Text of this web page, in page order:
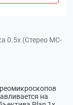
0.5x (Стерео MC-
на